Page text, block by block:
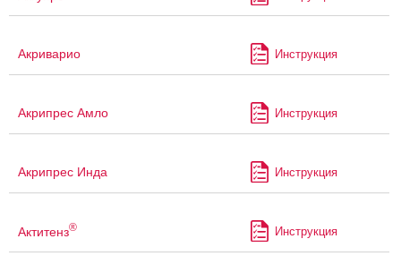
Акриварио Инструкция
Акрипрес Амло Инструкция
Акрипрес Инда Инструкция
Актитенз® Инструкция